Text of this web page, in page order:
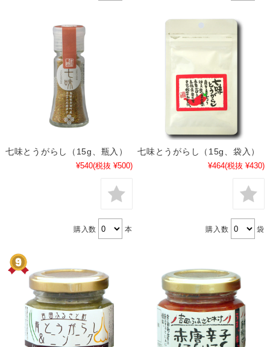
七味とうがらし（15g、瓶入）
¥540(税抜 ¥500)
購入数 本
七味とうがらし（15g、袋入）
¥464(税抜 ¥430)
購入数 袋